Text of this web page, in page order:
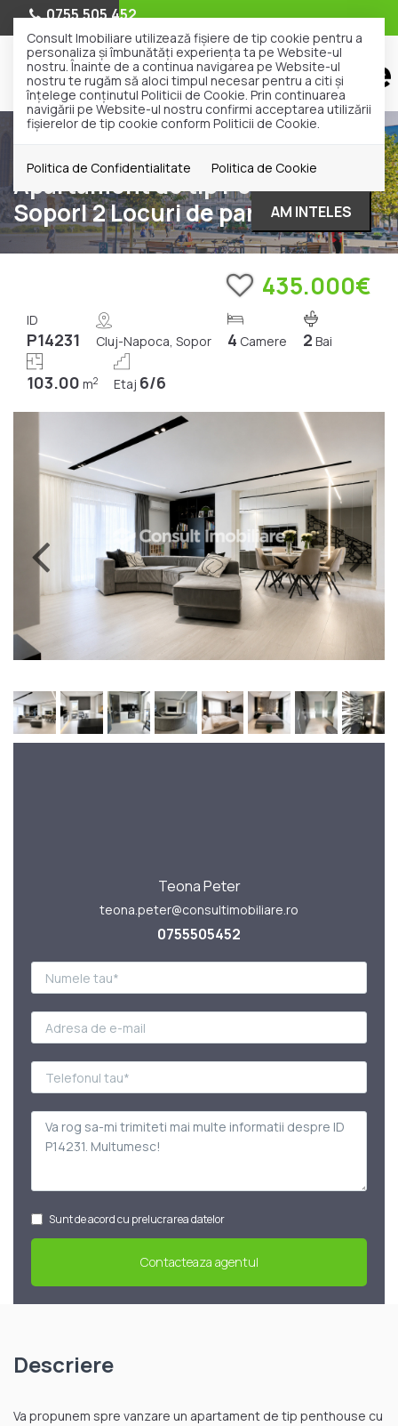
Consult Imobiliare utilizează fişiere de tip cookie pentru a
personaliza și îmbunătăți experiența ta pe Website-ul
nostru. Înainte de a continua navigarea pe Website-ul
nostru te rugăm să aloci timpul necesar pentru a citi și
înțelege conținutul Politicii de Cookie. Prin continuarea
navigării pe Website-ul nostru confirmi acceptarea utilizării
fişierelor de tip cookie conform Politicii de Cookie.
Politica de Confidentialitate Politica de Cookie
AM INTELES
0755.505.452
Apartament de tip Penthouse |
Sopor| 2 Locuri de parcare
435.000€
ID
P14231 Cluj-Napoca, Sopor 4 Camere 2 Bai
103.00 m2 Etaj 6/6
Teona Peter
teona.peter@consultimobiliare.ro
0755505452
Sunt de acord cu prelucrarea datelor
Descriere
Va propunem spre vanzare un apartament de tip penthouse cu